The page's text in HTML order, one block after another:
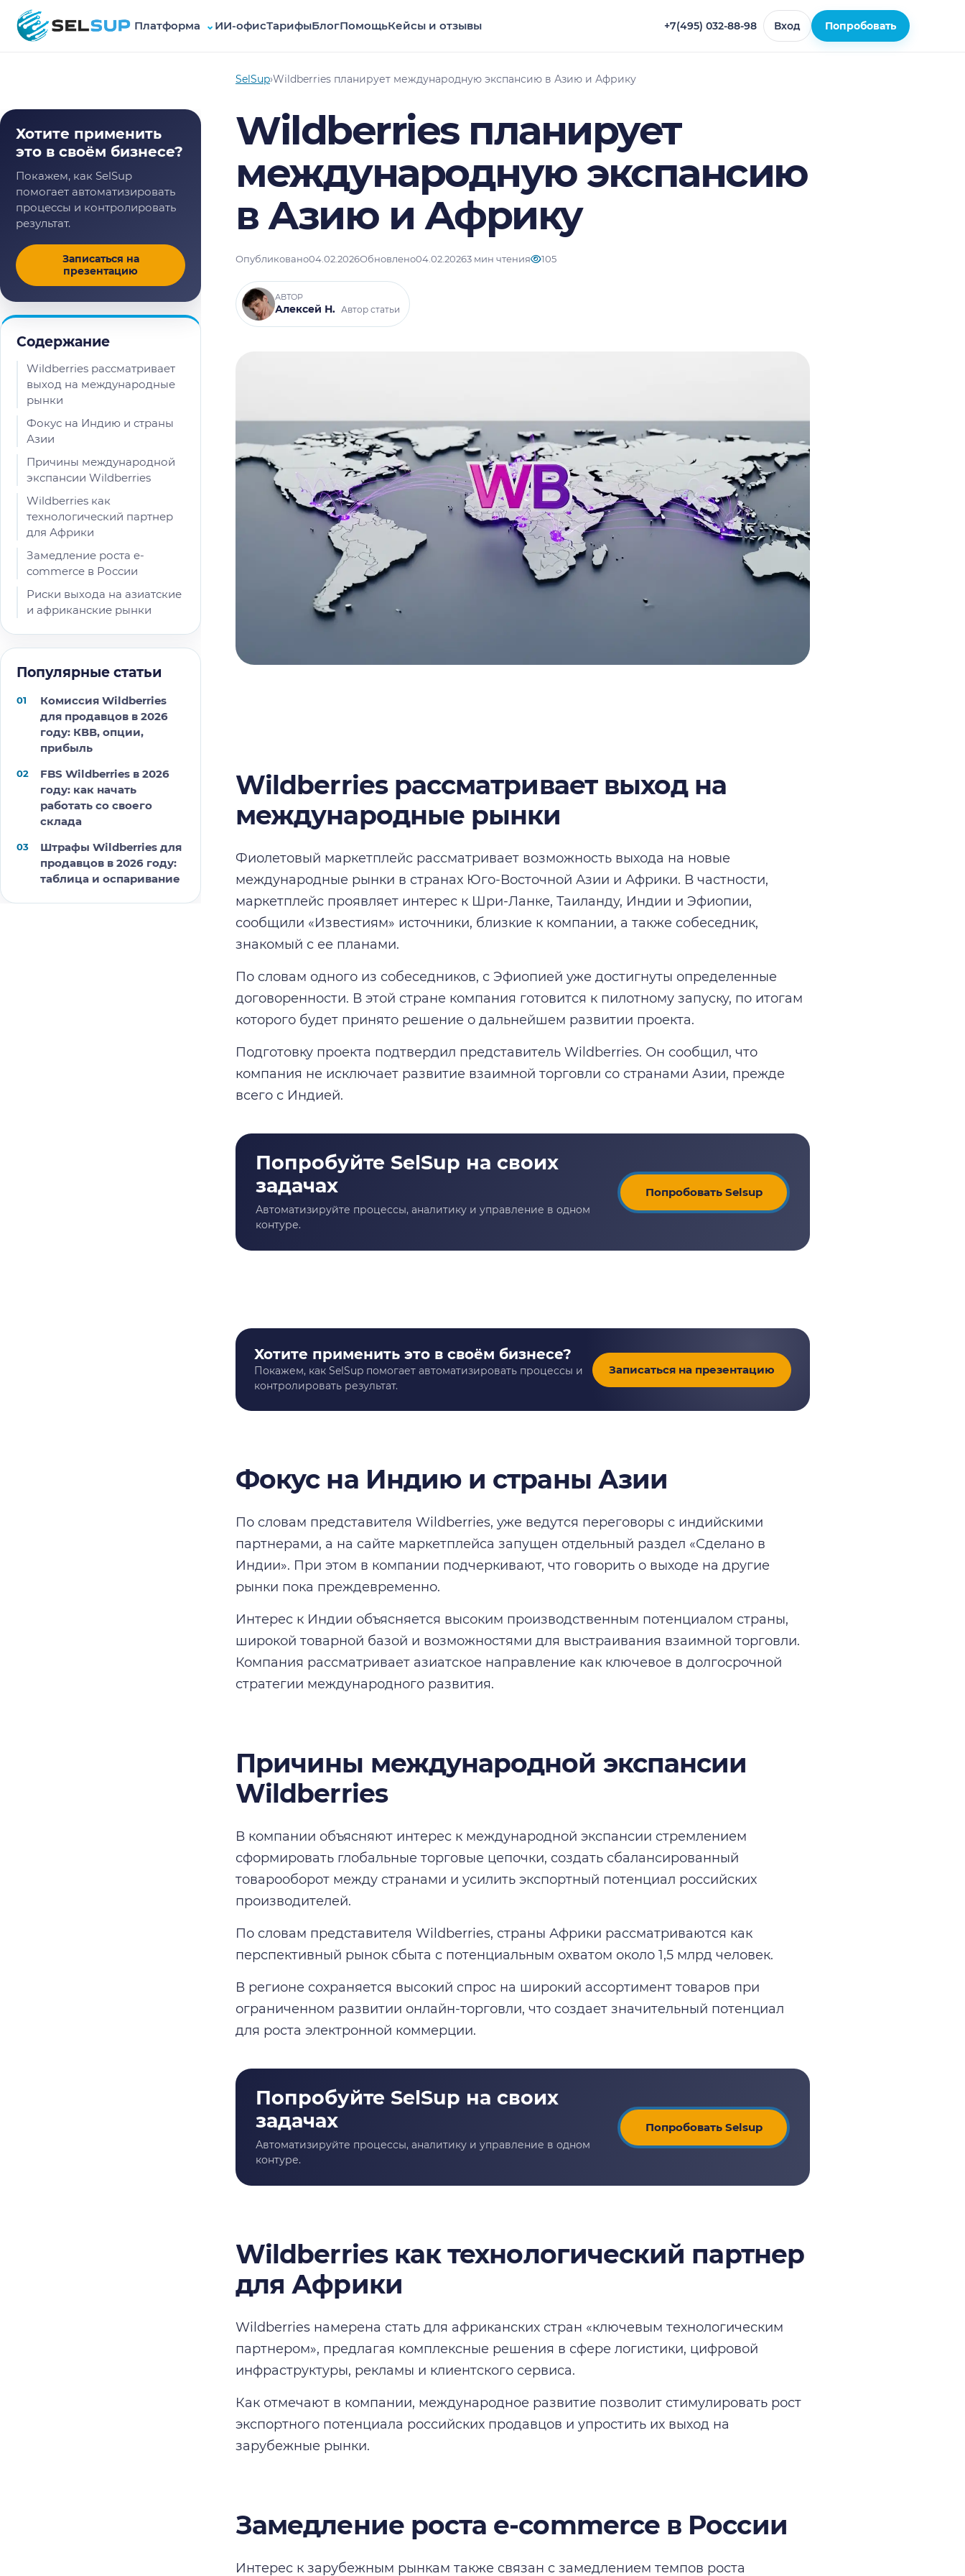
SelSup Платформа ⌄ ИИ-офисТарифыБлогПомощьКейсы и отзывы +7(495) 032-88-98 Вход Попробовать
SelSup›Wildberries планирует международную экспансию в Азию и Африку
Wildberries планирует
международную экспансию
в Азию и Африку
Опубликовано04.02.2026Обновлено04.02.20263 мин чтения 105
АВТОР
Алексей Н. Автор статьи
Содержание
Wildberries рассматривает
выход на международные
рынки
Фокус на Индию и страны
Азии
Причины международной
экспансии Wildberries
Wildberries как
технологический партнер
для Африки
Замедление роста e-
commerce в России
Риски выхода на азиатские
и африканские рынки
Популярные статьи
Комиссия Wildberries
для продавцов в 2026
году: КВВ, опции,
прибыль
FBS Wildberries в 2026
году: как начать
работать со своего
склада
Штрафы Wildberries для
продавцов в 2026 году:
таблица и оспаривание
Хотите применить
это в своём бизнесе?
Покажем, как SelSup
помогает автоматизировать
процессы и контролировать
результат.
Записаться на
презентацию
Wildberries рассматривает выход на
международные рынки
Фиолетовый маркетплейс рассматривает возможность выхода на новые
международные рынки в странах Юго-Восточной Азии и Африки. В частности,
маркетплейс проявляет интерес к Шри-Ланке, Таиланду, Индии и Эфиопии,
сообщили «Известиям» источники, близкие к компании, а также собеседник,
знакомый с ее планами.
По словам одного из собеседников, с Эфиопией уже достигнуты определенные
договоренности. В этой стране компания готовится к пилотному запуску, по итогам
которого будет принято решение о дальнейшем развитии проекта.
Подготовку проекта подтвердил представитель Wildberries. Он сообщил, что
компания не исключает развитие взаимной торговли со странами Азии, прежде
всего с Индией.
Попробовать Selsup
Хотите применить это в своём бизнесе?
Покажем, как SelSup помогает автоматизировать процессы и
контролировать результат.
Записаться на презентацию
Фокус на Индию и страны Азии
По словам представителя Wildberries, уже ведутся переговоры с индийскими
партнерами, а на сайте маркетплейса запущен отдельный раздел «Сделано в
Индии». При этом в компании подчеркивают, что говорить о выходе на другие
рынки пока преждевременно.
Интерес к Индии объясняется высоким производственным потенциалом страны,
широкой товарной базой и возможностями для выстраивания взаимной торговли.
Компания рассматривает азиатское направление как ключевое в долгосрочной
стратегии международного развития.
Причины международной экспансии
Wildberries
В компании объясняют интерес к международной экспансии стремлением
сформировать глобальные торговые цепочки, создать сбалансированный
товарооборот между странами и усилить экспортный потенциал российских
производителей.
По словам представителя Wildberries, страны Африки рассматриваются как
перспективный рынок сбыта с потенциальным охватом около 1,5 млрд человек.
В регионе сохраняется высокий спрос на широкий ассортимент товаров при
ограниченном развитии онлайн-торговли, что создает значительный потенциал
для роста электронной коммерции.
Попробовать Selsup
Wildberries как технологический партнер
для Африки
Wildberries намерена стать для африканских стран «ключевым технологическим
партнером», предлагая комплексные решения в сфере логистики, цифровой
инфраструктуры, рекламы и клиентского сервиса.
Как отмечают в компании, международное развитие позволит стимулировать рост
экспортного потенциала российских продавцов и упростить их выход на
зарубежные рынки.
Замедление роста e-commerce в России
Интерес к зарубежным рынкам также связан с замедлением темпов роста